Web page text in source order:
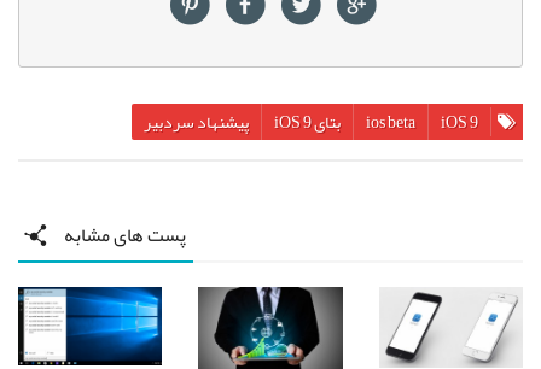
iOS 9
ios beta بتای iOS 9 پیشنهاد سردبیر
پست های مشابه